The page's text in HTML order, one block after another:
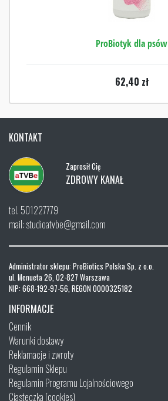
ProBiotyk dla psów
62,40 zł
KONTAKT
Zaprosił Cię
ZDROWY KANAŁ
tel. 501227779
mail: studioatvbe@gmail.com
Administrator sklepu: ProBiotics Polska Sp. z o.o.
ul. Menueta 26, 02-827 Warszawa
NIP: 668-192-97-56, REGON 0000325182
INFORMACJE
Cennik
Warunki dostawy
Reklamacje i zwroty
Regulamin Sklepu
Regulamin Programu Lojalnościowego
Ciasteczka (cookies)